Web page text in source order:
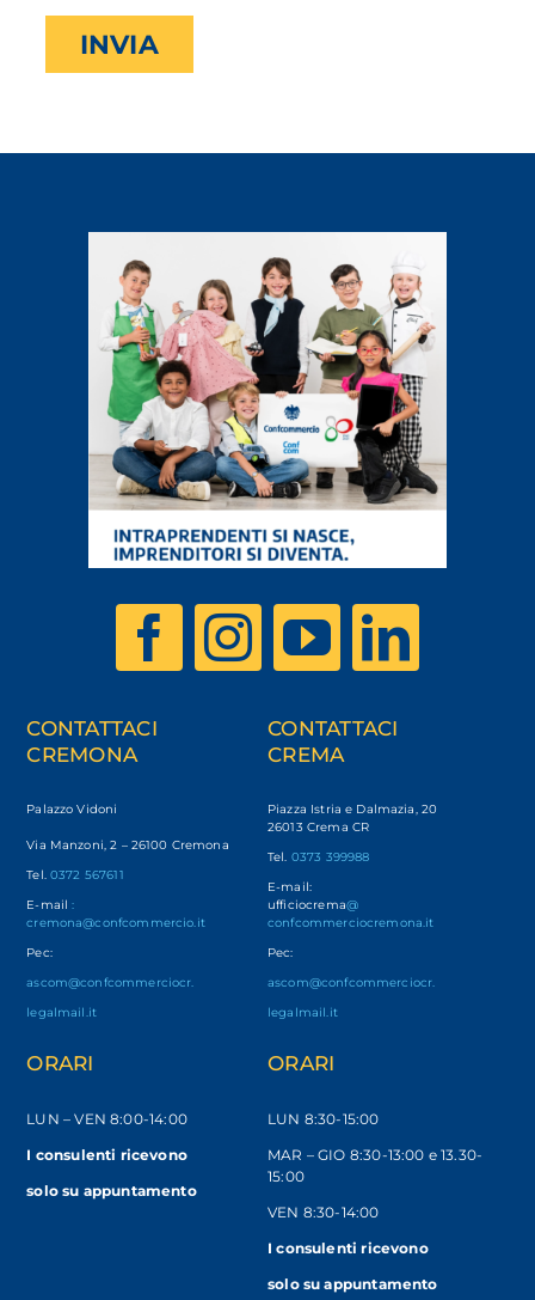
CONTATTACI
CREMONA
Palazzo Vidoni
Via Manzoni, 2 – 26100 Cremona
Tel. 0372 567611
E-mail:
cremona@confcommercio.it
Pec:
ascom@confcommerciocr.
legalmail.it
ORARI
LUN – VEN8:00-14:00
I consulenti ricevono
solosu appuntamento
CONTATTACI
CREMA
Piazza Istria e Dalmazia, 20
26013 Crema CR
Tel. 0373 399988
E-mail:
ufficiocrema@
confcommerciocremona.it
Pec:
ascom@confcommerciocr.
legalmail.it
ORARI
LUN 8:30-15:00
MAR – GIO 8:30-13:00 e 13.30-
15:00
VEN 8:30-14:00
I consulenti ricevono
solo su appuntamento